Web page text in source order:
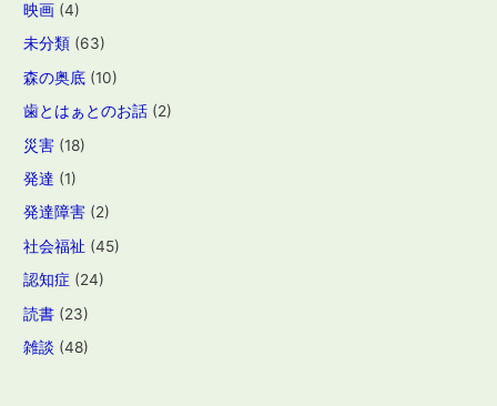
映画 (4)
未分類 (63)
森の奥底 (10)
歯とはぁとのお話 (2)
災害 (18)
発達 (1)
発達障害 (2)
社会福祉 (45)
認知症 (24)
読書 (23)
雑談 (48)